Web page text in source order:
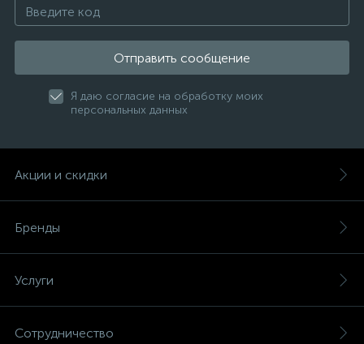
Отправить сообщение
Я даю согласие на обработку моих
персональных данных
Акции и скидки
Бренды
Услуги
Сотрудничество